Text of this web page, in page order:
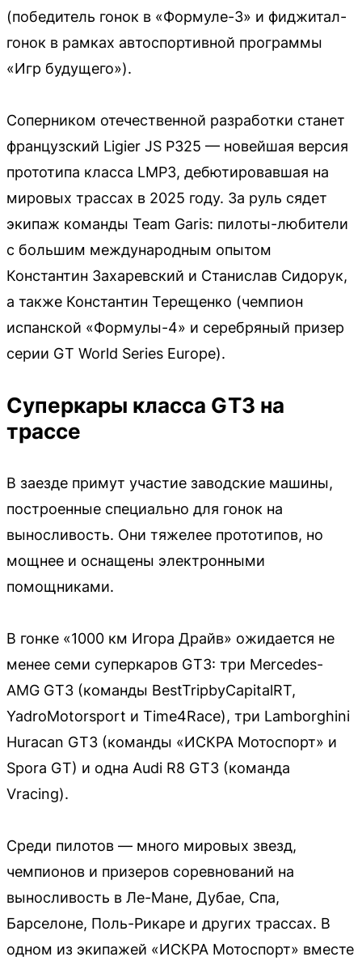
(победитель гонок в «Формуле-3» и фиджитал-
гонок в рамках автоспортивной программы
«Игр будущего»).
Соперником отечественной разработки станет
французский Ligier JS P325 — новейшая версия
прототипа класса LMP3, дебютировавшая на
мировых трассах в 2025 году. За руль сядет
экипаж команды Team Garis: пилоты-любители
с большим международным опытом
Константин Захаревский и Станислав Сидорук,
а также Константин Терещенко (чемпион
испанской «Формулы-4» и серебряный призер
серии GT World Series Europe).
Суперкары класса GT3 на
трассе
В заезде примут участие заводские машины,
построенные специально для гонок на
выносливость. Они тяжелее прототипов, но
мощнее и оснащены электронными
помощниками.
В гонке «1000 км Игора Драйв» ожидается не
менее семи суперкаров GT3: три Mercedes-
AMG GT3 (команды BestTripbyCapitalRT,
YadroMotorsport и Time4Race), три Lamborghini
Huracan GT3 (команды «ИСКРА Мотоспорт» и
Spora GT) и одна Audi R8 GT3 (команда
Vracing).
Среди пилотов — много мировых звезд,
чемпионов и призеров соревнований на
выносливость в Ле-Мане, Дубае, Спа,
Барселоне, Поль-Рикаре и других трассах. В
одном из экипажей «ИСКРА Мотоспорт» вместе